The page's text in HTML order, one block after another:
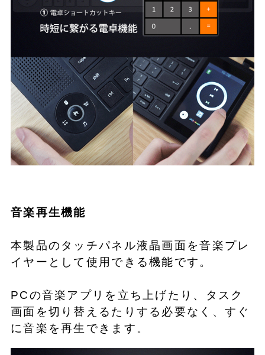
音楽再生機能
本製品のタッチパネル液晶画面を音楽プレ
イヤーとして使用できる機能です。
PCの音楽アプリを立ち上げたり、タスク
画面を切り替えるたりする必要なく、すぐ
に音楽を再生できます。